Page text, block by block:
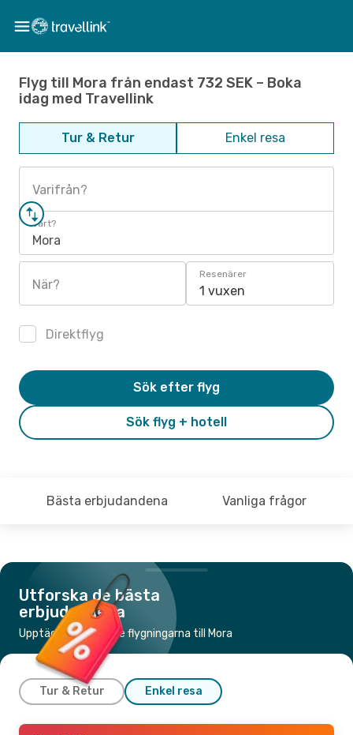
Flyg till Mora från endast 732 SEK – Boka
idag med Travellink
Tur & Retur Enkel resa
Varifrån?
Vart?
Mora
När?
Resenärer
1 vuxen
Direktflyg
Sök flyg + hotell
Sök efter flyg
Bästa erbjudandena Vanliga frågor
Utforska de bästa
erbjudandena
Upptäck de billigaste flygningarna till Mora
Tur & Retur Enkel resa